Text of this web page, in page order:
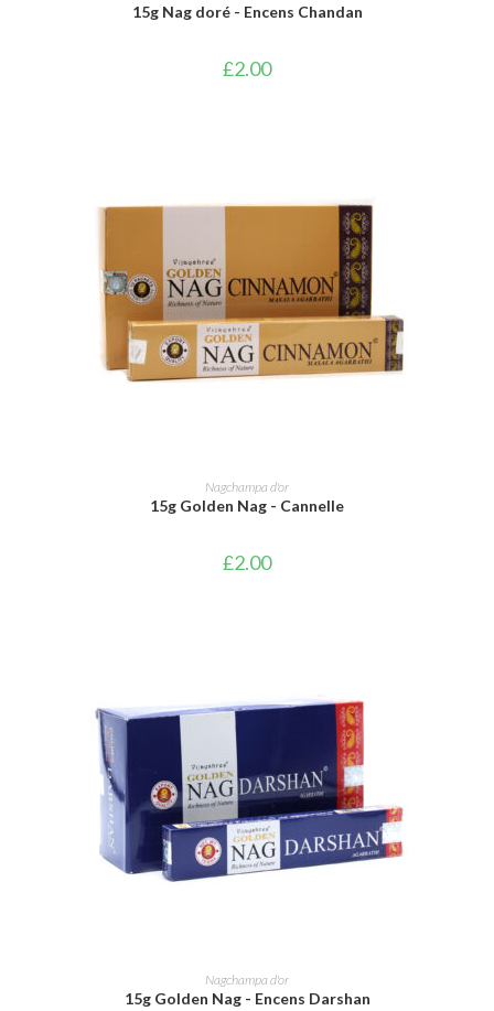
15g Nag doré - Encens Chandan
£2.00
AJOUTER AU PANIER
Nagchampa d'or
15g Golden Nag - Cannelle
£2.00
AJOUTER AU PANIER
Nagchampa d'or
15g Golden Nag - Encens Darshan